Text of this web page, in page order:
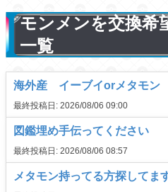
モンメンを交換希
一覧